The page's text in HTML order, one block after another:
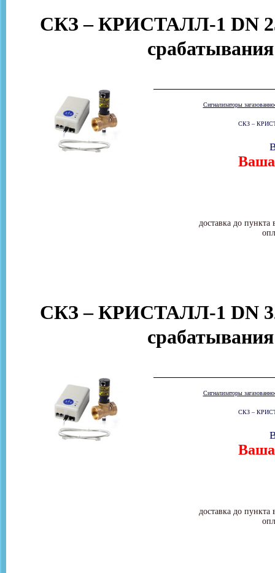
СКЗ – КРИСТАЛЛ-1 DN
Сигнализаторы
СКЗ –
Ваша
доставка до
СКЗ – КРИСТАЛЛ-1 DN
Сигнализаторы
СКЗ –
Ваша
доставка до